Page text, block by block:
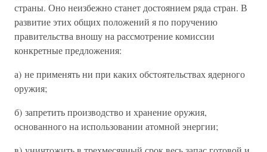
страны. Оно неизбежно станет достоянием ряда стран. В
развитие этих общих положений я по поручению
правительства вношу на рассмотрение комиссии
конкретные предложения:
а) не применять ни при каких обстоятельствах ядерного
оружия;
б) запретить производство и хранение оружия,
основанного на использовании атомной энергии;